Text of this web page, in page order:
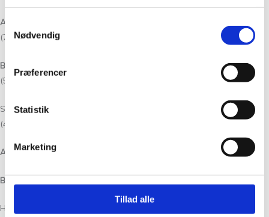
Samtykkevalg
Nødvendig
Præferencer
Statistik
Marketing
Tillad alle
A:
(75)g Silk Mohair
B:
50 (50) 50 (50) 50
(50)g
Silk Mohair tråden kan udskiftes med én tråd Alpaca 1, Isager
(400m/50g), beregn:
A: 50 (100) 100 (100) 100 (100)g
B:
Highland og Alpaca 2 kan udskiftes med hinanden med samme